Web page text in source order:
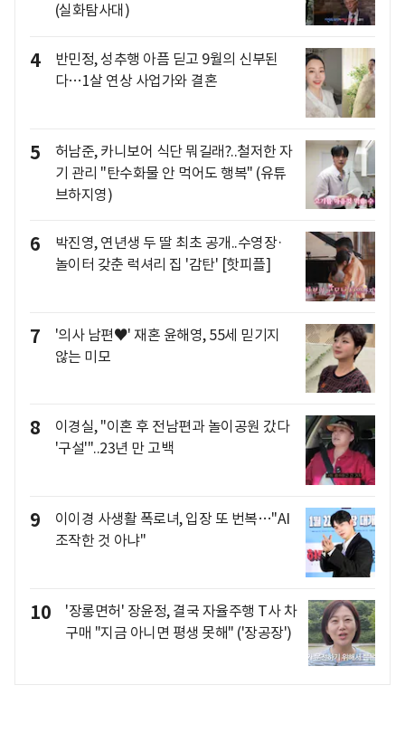
(실화탐사대)
4
반민정, 성추행 아픔 딛고 9월의 신부된
다…1살 연상 사업가와 결혼
5
허남준, 카니보어 식단 뭐길래?..철저한 자
기 관리 "탄수화물 안 먹어도 행복" (유튜
브하지영)
6
박진영, 연년생 두 딸 최초 공개..수영장·
놀이터 갖춘 럭셔리 집 '감탄' [핫피플]
7
'의사 남편♥' 재혼 윤해영, 55세 믿기지
않는 미모
8
이경실, "이혼 후 전남편과 놀이공원 갔다
'구설'"..23년 만 고백
9
이이경 사생활 폭로녀, 입장 또 번복…"AI
조작한 것 아냐"
10
'장롱면허' 장윤정, 결국 자율주행 T사 차
구매 "지금 아니면 평생 못해" ('장공장')